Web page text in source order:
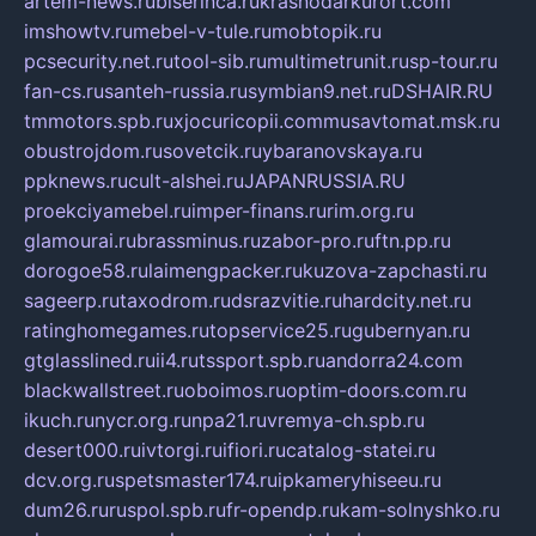
imshowtv.rumebel-v-tule.rumobtopik.ru
pcsecurity.net.rutool-sib.rumultimetrunit.rusp-tour.ru
fan-cs.rusanteh-russia.rusymbian9.net.ruDSHAIR.RU
tmmotors.spb.ruxjocuricopii.commusavtomat.msk.ru
obustrojdom.rusovetcik.ruybaranovskaya.ru
ppknews.rucult-alshei.ruJAPANRUSSIA.RU
proekciyamebel.ruimper-finans.rurim.org.ru
glamourai.rubrassminus.ruzabor-pro.ruftn.pp.ru
dorogoe58.rulaimengpacker.rukuzova-zapchasti.ru
sageerp.rutaxodrom.rudsrazvitie.ruhardcity.net.ru
ratinghomegames.rutopservice25.rugubernyan.ru
gtglasslined.ruii4.rutssport.spb.ruandorra24.com
blackwallstreet.ruoboimos.ruoptim-doors.com.ru
ikuch.runycr.org.runpa21.ruvremya-ch.spb.ru
desert000.ruivtorgi.ruifiori.rucatalog-statei.ru
dcv.org.ruspetsmaster174.ruipkameryhiseeu.ru
dum26.ruruspol.spb.rufr-opendp.rukam-solnyshko.ru